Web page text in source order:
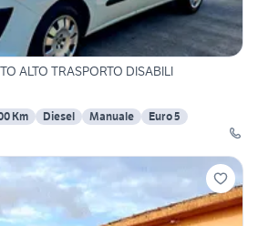
ALTO TRASPORTO DISABILI
Km Diesel Manuale
Euro 5